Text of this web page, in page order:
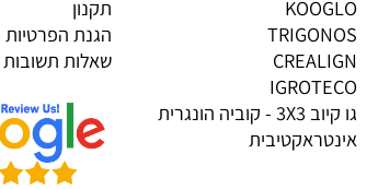
דף הבית
אודות
הגנת הפרטיות
שאלות תשובות